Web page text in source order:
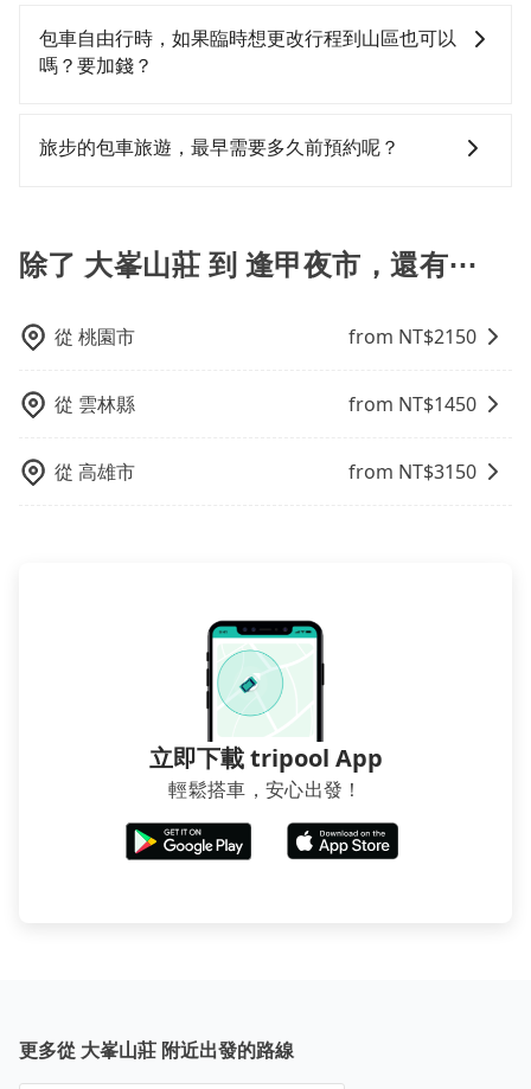
費約1,060元，費時2小時47分鐘。選擇搭乘高鐵而不預
約包車，不僅每人至少額外負擔50元車資，而且更會額
外浪費45分鐘在轉乘與等車上，現在還不馬上來預約
拼車共乘服務，最多可再節省50%的交通費用。
會遇到明明已經預約了時間但上一位用戶卻遲遲尚未歸
還，又或者要還車時卻偏偏找不到停車位，對於急著用
域的限制，實際可停靠的地點與你的上下車地點仍有段
距離，在遇到下雨天或者載行李時，就顯得非常不便。
需要連續兩天的包車服務，可以在官網上分開預定兩天
的行程。另外，目前旅步只提供接送服務，暫不提供代
包車自由行時，如果臨時想更改行程到山區也可以
嗎？要加錢？
旅步可能會根據行經的路線是否超過海拔1500公尺來進
心地享受旅步為您提供的服務。
旅步的包車旅遊，最早需要多久前預約呢？
以不妨趁早訂購，享受更划算的價格。
除了 大峯山莊 到 逢甲夜市，還有⋯
從 桃園市 from NT$2150
從 雲林縣 from NT$1450
從 高雄市 from NT$3150
立即下載 tripool App
輕鬆搭車，安心出發！
更多從 大峯山莊 附近出發的路線